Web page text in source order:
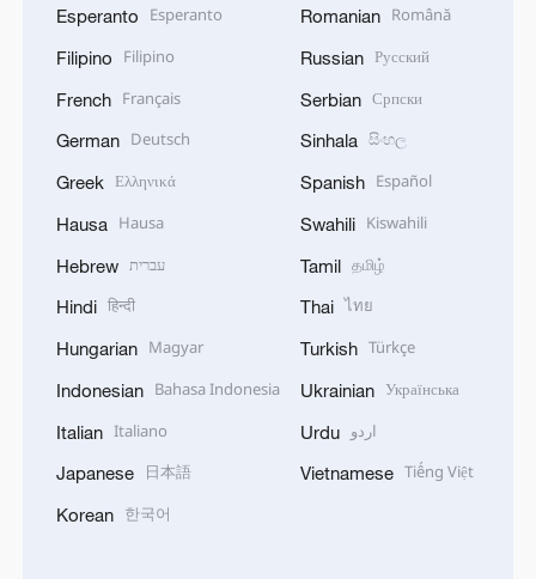
Esperanto Esperanto
Filipino Filipino
French Français
German Deutsch
Greek Ελληνικά
Hausa Hausa
Hebrew עברית
Hindi हिन्दी
Hungarian Magyar
Indonesian Bahasa Indonesia
Italian Italiano
Japanese 日本語
Korean 한국어
Romanian Română
Russian Русский
Serbian Српски
Sinhala සිංහල
Spanish Español
Swahili Kiswahili
Tamil தமிழ்
Thai ไทย
Turkish Türkçe
Ukrainian Українська
Urdu اردو
Vietnamese Tiếng Việt